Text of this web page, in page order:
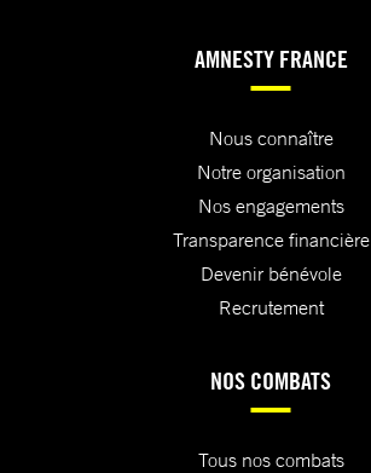
AMNESTY FRANCE
Nous connaître
Notre organisation
Nos engagements
Transparence financière
Devenir bénévole
Recrutement
NOS COMBATS
Tous nos combats